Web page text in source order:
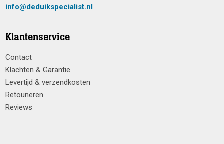
info@deduikspecialist.nl
Klantenservice
Contact
Klachten & Garantie
Levertijd & verzendkosten
Retouneren
Reviews